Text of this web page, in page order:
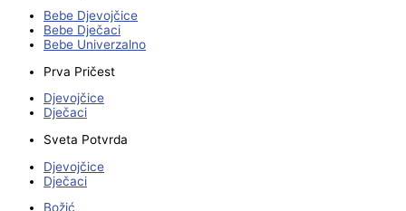
Bebe Djevojčice
Bebe Dječaci
Bebe Univerzalno
Prva Pričest
Djevojčice
Dječaci
Sveta Potvrda
Djevojčice
Dječaci
Božić